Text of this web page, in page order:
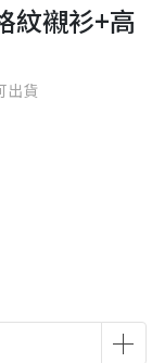
紋襯衫+高
出貨